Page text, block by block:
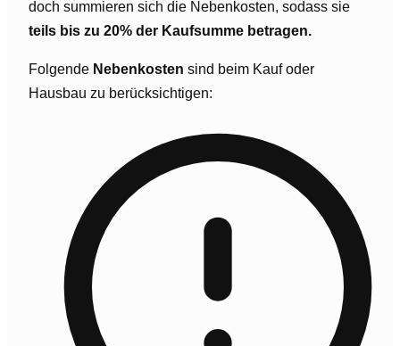
doch summieren sich die Nebenkosten, sodass sie
teils bis zu 20% der Kaufsumme betragen.
Folgende Nebenkosten sind beim Kauf oder
Hausbau zu berücksichtigen: